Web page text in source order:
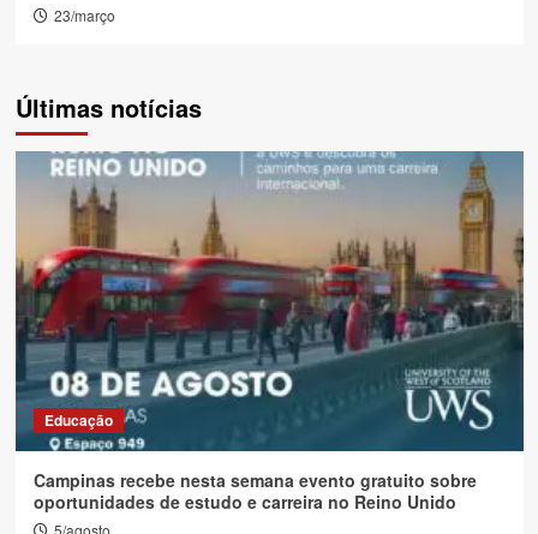
23/março
Últimas notícias
Educação
Campinas recebe nesta semana evento gratuito sobre
oportunidades de estudo e carreira no Reino Unido
5/agosto